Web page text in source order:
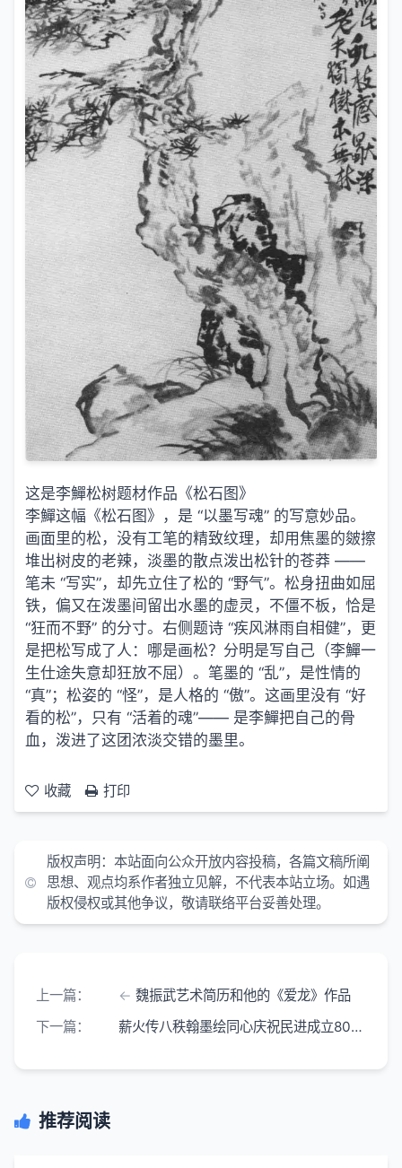
这是李鱓松树题材作品《松石图》
李鱓这幅《松石图》，是 “以墨写魂” 的写意妙品。
画面里的松，没有工笔的精致纹理，却用焦墨的皴擦
堆出树皮的老辣，淡墨的散点泼出松针的苍莽 ——
笔未 “写实”，却先立住了松的 “野气”。松身扭曲如屈
铁，偏又在泼墨间留出水墨的虚灵，不僵不板，恰是
“狂而不野” 的分寸。右侧题诗 “疾风淋雨自相健”，更
是把松写成了人：哪是画松？分明是写自己（李鱓一
生仕途失意却狂放不屈）。笔墨的 “乱”，是性情的
“真”；松姿的 “怪”，是人格的 “傲”。这画里没有 “好
看的松”，只有 “活着的魂”—— 是李鱓把自己的骨
血，泼进了这团浓淡交错的墨里。
收藏 打印
版权声明：本站面向公众开放内容投稿，各篇文稿所阐
思想、观点均系作者独立见解，不代表本站立场。如遇
版权侵权或其他争议，敬请联络平台妥善处理。
上一篇：
魏振武艺术简历和他的《爱龙》作品
下一篇：
薪火传八秩翰墨绘同心庆祝民进成立80周年书画在洛阳图书馆展出
推荐阅读